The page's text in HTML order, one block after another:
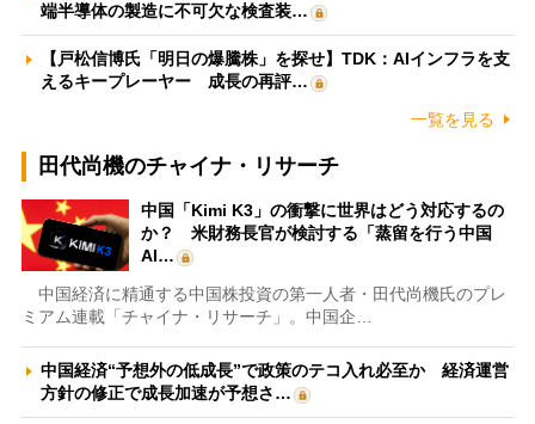
端半導体の製造に不可欠な検査装…
【戸松信博氏「明日の爆騰株」を探せ】TDK：AIインフラを支
えるキープレーヤー 成長の再評…
一覧を見る
田代尚機のチャイナ・リサーチ
中国「Kimi K3」の衝撃に世界はどう対応するの
か？ 米財務長官が検討する「蒸留を行う中国
AI…
中国経済に精通する中国株投資の第一人者・田代尚機氏のプレ
ミアム連載「チャイナ・リサーチ」。中国企…
中国経済“予想外の低成長”で政策のテコ入れ必至か 経済運営
方針の修正で成長加速が予想さ…